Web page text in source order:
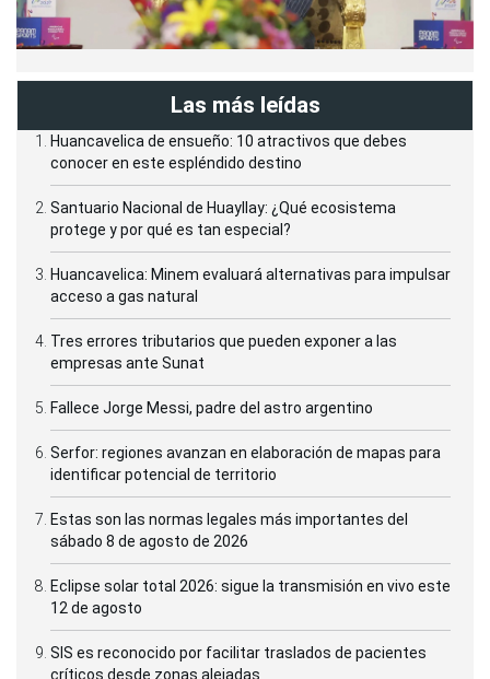
Las más leídas
Huancavelica de ensueño: 10 atractivos que debes
conocer en este espléndido destino
Santuario Nacional de Huayllay: ¿Qué ecosistema
protege y por qué es tan especial?
Huancavelica: Minem evaluará alternativas para impulsar
acceso a gas natural
Tres errores tributarios que pueden exponer a las
empresas ante Sunat
Fallece Jorge Messi, padre del astro argentino
Serfor: regiones avanzan en elaboración de mapas para
identificar potencial de territorio
Estas son las normas legales más importantes del
sábado 8 de agosto de 2026
Eclipse solar total 2026: sigue la transmisión en vivo este
12 de agosto
SIS es reconocido por facilitar traslados de pacientes
críticos desde zonas alejadas